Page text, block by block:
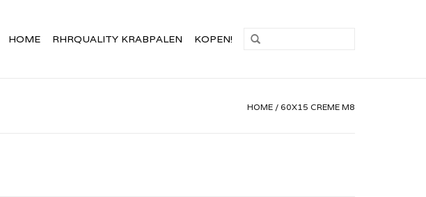
HOME RHRQUALITY KRABPALEN KOPEN!
HOME / 60X15 CREME M8